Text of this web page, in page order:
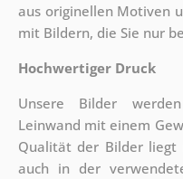
aus originellen Motiven
mit Bildern, die Sie nur
Hochwertiger Druck
Unsere Bilder
Leinwand mit einem
Qualität der Bilder
auch in der